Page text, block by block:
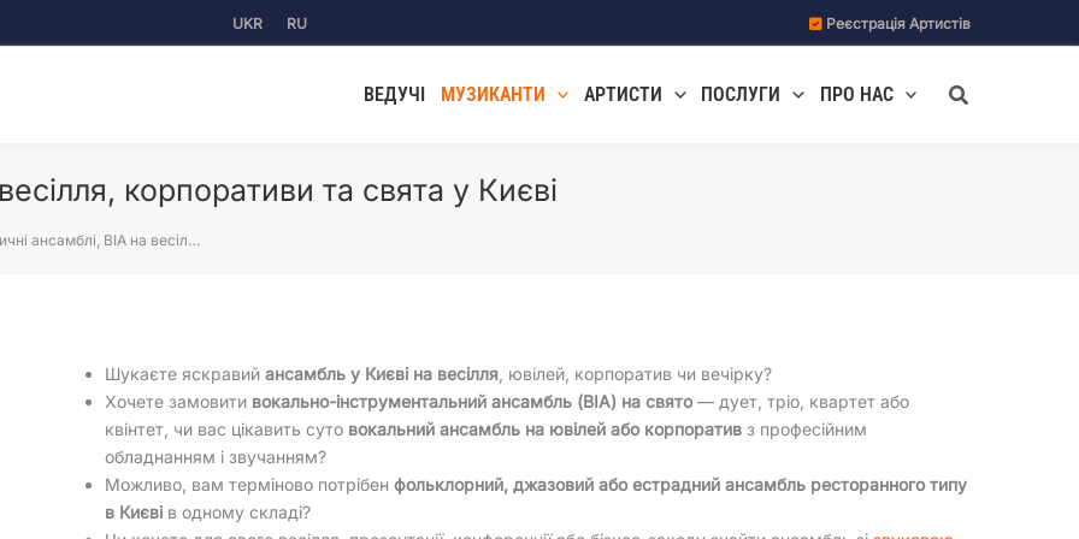
UKR RU Реєстрація Артистів
ВЕДУЧІ МУЗИКАНТИ АРТИСТИ ПОСЛУГИ ПРО НАС Пошук
корпоративи та свята у Києві
ансамблі, ВІА на весіл…
Шукаєте яскравийансамбль у Києві на весілля , ювілей, корпоратив чи вечірку?
Хочете замовити вокально-інструментальний ансамбль (ВІА) на свято— дует, тріо, квартет або
квінтет, чи вас цікавить суто вокальний ансамбль на ювілей або корпоратив з професійним
обладнанням і звучанням?
Можливо, вам терміново потрібенфольклорний, джазовий або естрадний ансамбль ресторанного типу
в Києві в одному складі?